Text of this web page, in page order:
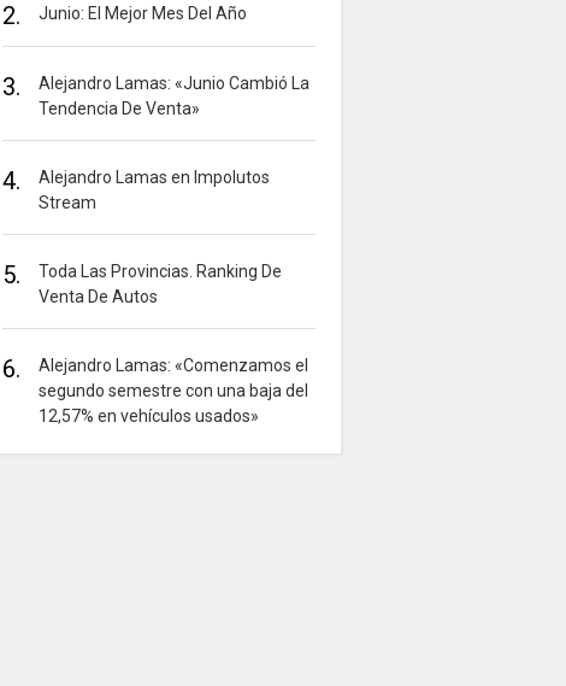
2. Junio: El Mejor Mes Del Año
3.
Alejandro Lamas: «Junio Cambió La
Tendencia De Venta»
4.
Alejandro Lamas en Impolutos
Stream
5.
Toda Las Provincias. Ranking De
Venta De Autos
6.
Alejandro Lamas: «Comenzamos el
segundo semestre con una baja del
12,57% en vehículos usados»